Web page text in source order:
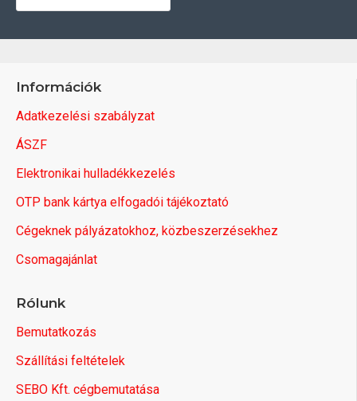
Információk
Adatkezelési szabályzat
ÁSZF
Elektronikai hulladékkezelés
OTP bank kártya elfogadói tájékoztató
Cégeknek pályázatokhoz, közbeszerzésekhez
Csomagajánlat
Rólunk
Bemutatkozás
Szállítási feltételek
SEBO Kft. cégbemutatása